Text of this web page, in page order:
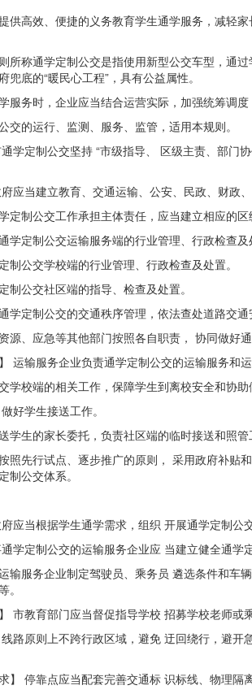
供高效、便捷的义务教育学生通学服务，减轻
所称通学定制公交是指使用新型公交车型，通
底的“暖民心工程”，具有公益属性。
服务时，企业应当结合运营实际，加强统筹调
交的运行、监测、服务、监管， 适用本规则。
学定制公交坚持 “市级指导、 区级主责、部门
应当建立教育、交通运输、公安、民政、财政
定制公交工作承担主体责任，应当建立相应的区
学定制公交运输服务端的行业管理、行政检查及
制公交学校端的行业管理、行政检查及处置。
制公交社区端的指导、检查及处置。
学定制公交的交通秩序管理，依法查处道路交通
源、应急等其他部门按照各自职责， 协同做好
输服务企业负责通学定制公交的运输服务和
校端的相关工作，保障学生到离校安全和协助
好学生接送工作。
学生的家长委托，负责社区端的临时接送和照管
照先行试点、逐步推广的原则， 采用政府补
制公交体系。
应当根据学生通学需求，组织 开展通学定制公
学定制公交的运输服务企业应 当建立健全通
输服务企业制定驾驶员、乘务员 遴选条件和车
。
市教育部门应当督促指导学校 招募学校老师
路原则上不跨行政区域，避免 迂回绕行，避开
】 停靠点应当配套完善交通标 识标线、物理